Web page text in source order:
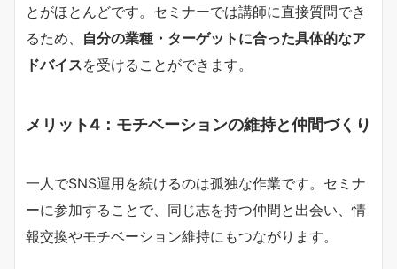
とがほとんどです。セミナーでは講師に直接質問でき
るため、 自分の業種・ターゲットに合った具体的なア
ドバイスを受けることができます。
メリット4：モチベーションの維持と仲間づくり
一人でSNS運用を続けるのは孤独な作業です。セミナ
ーに参加することで、同じ志を持つ仲間と出会い、情
報交換やモチベーション維持にもつながります。